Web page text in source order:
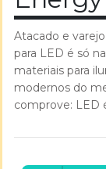
Atacado e
para LED é só
materiais para
modernos do
comprove: LED